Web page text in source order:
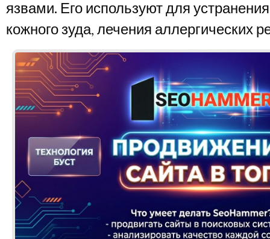
язвами. Его используют для
кожного зуда, лечения аллергических